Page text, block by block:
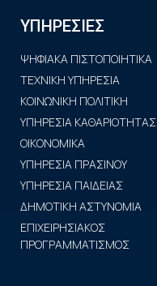
ΥΠΗΡΕΣΙΕΣ
ΨΗΦΙΑΚΑ ΠΙΣΤΟΠΟΙΗΤΙΚΑ
ΤΕΧΝΙΚΗ ΥΠΗΡΕΣΙΑ
ΚΟΙΝΩΝΙΚΗ ΠΟΛΙΤΙΚΗ
ΥΠΗΡΕΣΙΑ ΚΑΘΑΡΙΟΤΗΤΑΣ
ΟΙΚΟΝΟΜΙΚΑ
ΥΠΗΡΕΣΙΑ ΠΡΑΣΙΝΟΥ
ΥΠΗΡΕΣΙΑ ΠΑΙΔΕΙΑΣ
ΔΗΜΟΤΙΚΗ ΑΣΤΥΝΟΜΙΑ
ΕΠΙΧΕΙΡΗΣΙΑΚΟΣ
ΠΡΟΓΡΑΜΜΑΤΙΣΜΟΣ